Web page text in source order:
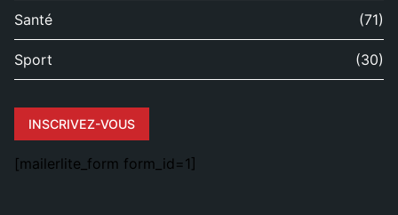
Santé (71)
Sport (30)
INSCRIVEZ-VOUS
[mailerlite_form form_id=1]